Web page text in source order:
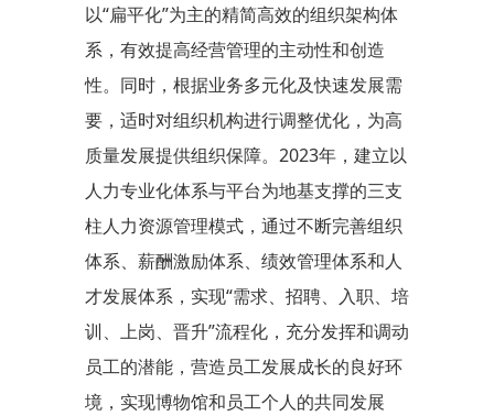
以“扁平化”为主的精简高效的组织架构体
系，有效提高经营管理的主动性和创造
性。同时，根据业务多元化及快速发展需
要，适时对组织机构进行调整优化，为高
质量发展提供组织保障。2023年，建立以
人力专业化体系与平台为地基支撑的三支
柱人力资源管理模式，通过不断完善组织
体系、薪酬激励体系、绩效管理体系和人
才发展体系，实现“需求、招聘、入职、培
训、上岗、晋升”流程化，充分发挥和调动
员工的潜能，营造员工发展成长的良好环
境，实现博物馆和员工个人的共同发展